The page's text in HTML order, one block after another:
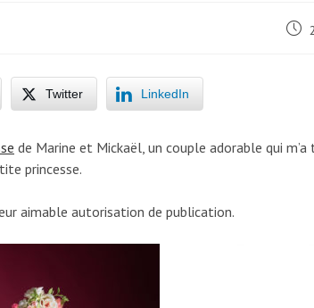
Post
Twitter LinkedIn
de Marine et Mickaël, un couple adorable qui
princesse.
aimable autorisation de publication.